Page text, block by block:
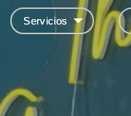
Servicios